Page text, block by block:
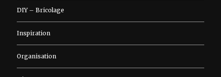
DIY – Bricolage
Inspiration
Organisation